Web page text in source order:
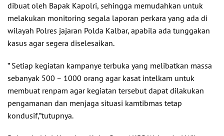
dibuat oleh Bapak Kapolri, sehingga memudahkan untuk
melakukan monitoring segala laporan perkara yang ada di
wilayah Polres jajaran Polda Kalbar, apabila ada tunggakan
kasus agar segera diselesaikan.
” Setiap kegiatan kampanye terbuka yang melibatkan massa
sebanyak 500 – 1000 orang agar kasat intelkam untuk
membuat renpam agar kegiatan tersebut dapat dilakukan
pengamanan dan menjaga situasi kamtibmas tetap
kondusif,”tutupnya.